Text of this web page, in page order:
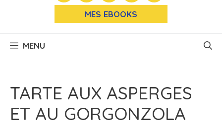
MES EBOOKS
MENU
TARTE AUX ASPERGES
ET AU GORGONZOLA